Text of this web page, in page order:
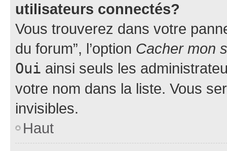
utilisateurs connectés?
Vous trouverez dans votre
du forum”, l’option Cacher mon
Oui ainsi seuls les
votre nom dans la liste. Vous
invisibles.
Haut